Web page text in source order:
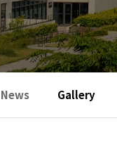
News Gallery